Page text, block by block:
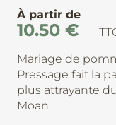
À partir de
10.50 €
Mariage de
Pressage fait la
plus attrayante
Moan.